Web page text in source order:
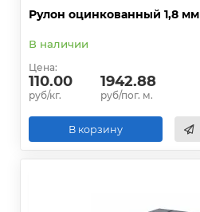
Рулон оцинкованный 1,8 мм
В наличии
Цена:
110.00
руб/кг.
1942.88
руб/пог. м.
В корзину